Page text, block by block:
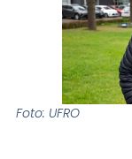
Foto: UFRO